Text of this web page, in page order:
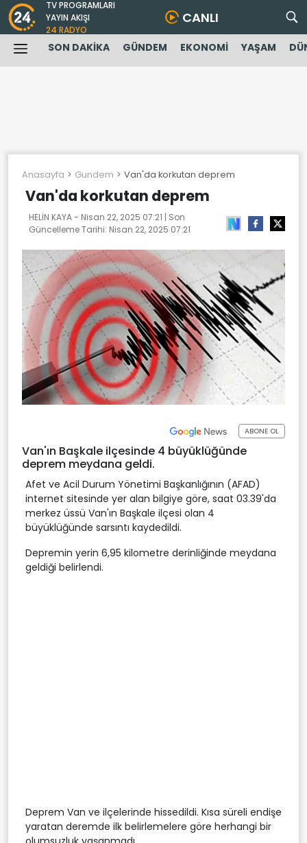
TV PROGRAMLARI
YAYIN AKIŞI
24 RADYO
CANLI
SON DAKİKA GÜNDEM EKONOMİ YAŞAM
Anasayfa Gundem Van'da korkutan deprem
Van'da korkutan deprem
HELİN KAYA - Nisan 22, 2025 07:21 | Son
Güncelleme Tarihi: Nisan 22, 2025 07:21
ABONE OL
Van'ın Başkale ilçesinde 4 büyüklüğünde
deprem meydana geldi.
Afet ve Acil Durum Yönetimi Başkanlığının (AFAD)
internet sitesinde yer alan bilgiye göre, saat 03.39'da
merkez üssü Van'ın Başkale ilçesi olan 4
büyüklüğünde sarsıntı kaydedildi.
Depremin yerin 6,95 kilometre derinliğinde meydana
geldiği belirlendi.
Deprem Van ve ilçelerinde hissedildi. Kısa süreli endişe
yaratan deremde ilk belirlemelere göre herhangi bir